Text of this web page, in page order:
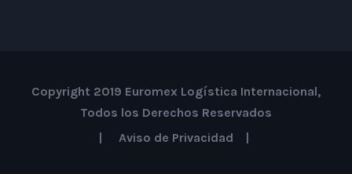
Copyright 2019 Euromex Logística Internacional,
Todos los Derechos Reservados
|
Aviso de Privacidad |